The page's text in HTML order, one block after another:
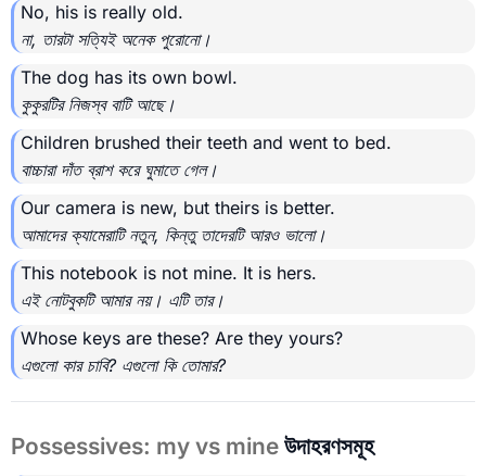
No, his is really old.
না, তারটা সত্যিই অনেক পুরোনো।
The dog has its own bowl.
কুকুরটির নিজস্ব বাটি আছে।
Children brushed their teeth and went to bed.
বাচ্চারা দাঁত ব্রাশ করে ঘুমাতে গেল।
Our camera is new, but theirs is better.
আমাদের ক্যামেরাটি নতুন, কিন্তু তাদেরটি আরও ভালো।
This notebook is not mine. It is hers.
এই নোটবুকটি আমার নয়। এটি তার।
Whose keys are these? Are they yours?
এগুলো কার চাবি? এগুলো কি তোমার?
Possessives: my vs mine উদাহরণসমূহ